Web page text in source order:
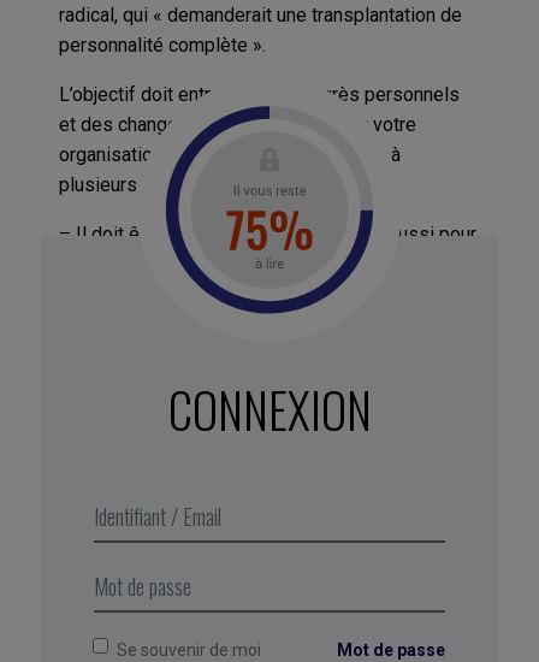
radical, qui « demanderait une transplantation de
personnalité complète ».
L’objectif doit entrainer des progrès personnels
et des changements importants pour votre
organisation. Pour être valide, il répond à
plusieurs critères :
– Il doit être important pour vous, mais aussi pour
votre entourage;
– Il dépend uniquement d’un travail à faire sur
– Cet objectif doit être formulé positivement,
avec une phrase affirmative. Exemple : «
pas aux critères ci-dessus, inutile de
le rendre compatible avec ces conditions.
CONNEXION
Se souvenir de moi
Mot de passe